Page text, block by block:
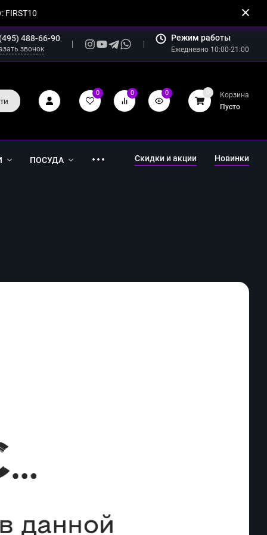
FIRST10
488-66-90
звонок
Режим работы
Ежедневно 10:00-21:00
0 0 0 0
Корзина
Пусто
ПОСУДА Скидки и акции Новинки